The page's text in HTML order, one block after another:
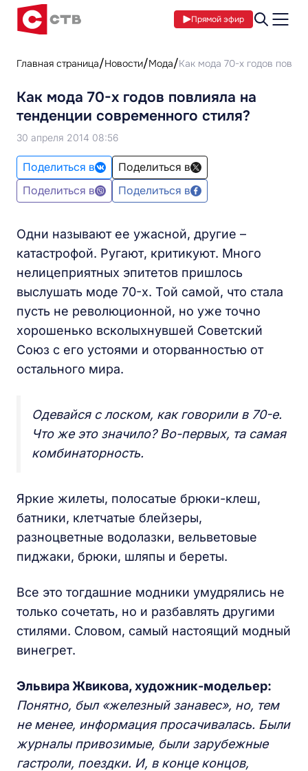
Прямой эфир
Главная страница Новости Мода Как мода 70-х годов
Как мода 70-х годов повлияла на
тенденции современного стиля?
30 апреля 2014 08:56
Поделиться в
Поделиться в
Поделиться в
Поделиться в
Одни называют ее ужасной, другие –
катастрофой. Ругают, критикуют. Много
нелицеприятных эпитетов пришлось
выслушать моде 70-х. Той самой, что стала
пусть не революционной, но уже точно
хорошенько всколыхнувшей Советский
Союз с его устоями и оторванностью от
остального мира.
Одевайся с лоском, как говорили в 70-е.
Что же это значило? Во-первых, та самая
комбинаторность.
Яркие жилеты, полосатые брюки-клеш,
батники, клетчатые блейзеры,
разноцветные водолазки, вельветовые
пиджаки, брюки, шляпы и береты.
Все это тогдашние модники умудрялись не
только сочетать, но и разбавлять другими
стилями. Словом, самый настоящий модный
винегрет.
Эльвира Жвикова, художник-модельер:
Понятно, был «железный занавес», но, тем
не менее, информация просачивалась. Были
журналы привозимые, были зарубежные
гастроли, поездки. И, в конце концов,